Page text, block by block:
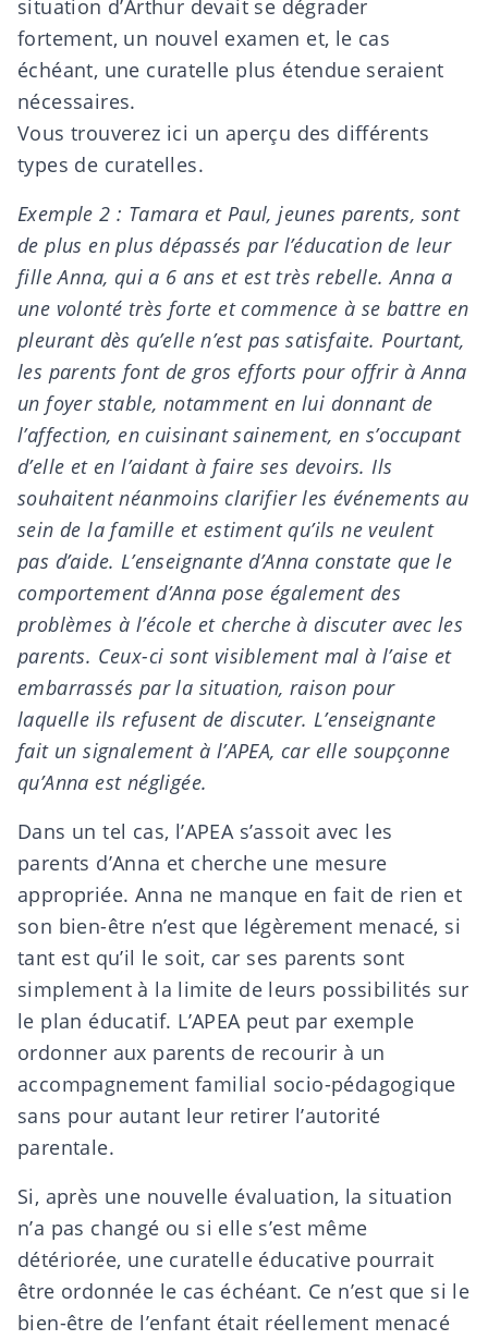
situation d’Arthur devait se dégrader
fortement, un nouvel examen et, le cas
échéant, une curatelle plus étendue seraient
nécessaires.
Vous trouverez ici un aperçu des différents
types de curatelles.
Exemple 2 : Tamara et Paul, jeunes parents, sont
de plus en plus dépassés par l’éducation de leur
fille Anna, qui a 6 ans et est très rebelle. Anna a
une volonté très forte et commence à se battre en
pleurant dès qu’elle n’est pas satisfaite. Pourtant,
les parents font de gros efforts pour offrir à Anna
un foyer stable, notamment en lui donnant de
l’affection, en cuisinant sainement, en s’occupant
d’elle et en l’aidant à faire ses devoirs. Ils
souhaitent néanmoins clarifier les événements au
sein de la famille et estiment qu’ils ne veulent
pas d’aide. L’enseignante d’Anna constate que le
comportement d’Anna pose également des
problèmes à l’école et cherche à discuter avec les
parents. Ceux-ci sont visiblement mal à l’aise et
embarrassés par la situation, raison pour
laquelle ils refusent de discuter. L’enseignante
fait un signalement à l’APEA, car elle soupçonne
qu’Anna est négligée.
Dans un tel cas, l’APEA s’assoit avec les
parents d’Anna et cherche une mesure
appropriée. Anna ne manque en fait de rien et
son bien-être n’est que légèrement menacé, si
tant est qu’il le soit, car ses parents sont
simplement à la limite de leurs possibilités sur
le plan éducatif. L’APEA peut par exemple
ordonner aux parents de recourir à un
accompagnement familial socio-pédagogique
sans pour autant leur retirer l’autorité
parentale.
Si, après une nouvelle évaluation, la situation
n’a pas changé ou si elle s’est même
détériorée, une curatelle éducative pourrait
être ordonnée le cas échéant. Ce n’est que si le
bien-être de l’enfant était réellement menacé